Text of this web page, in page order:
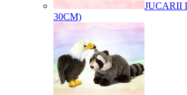
JUCARII
30CM)